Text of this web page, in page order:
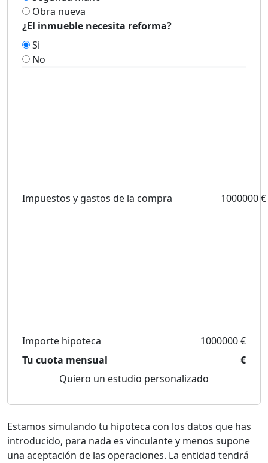
Obra nueva
¿El inmueble necesita reforma?
Si
No
Impuestos y gastos de la compra 1000000 €
Importe hipoteca
1000000 €
Tu cuota mensual
€
Quiero un estudio personalizado
Estamos simulando tu hipoteca con los datos que has
introducido, para nada es vinculante y menos supone
una aceptación de las operaciones. La entidad tendrá